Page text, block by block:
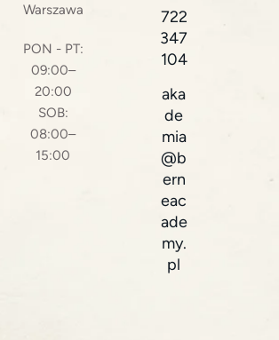
Warszawa
PON - PT:
09:00–
20:00
SOB:
08:00–
15:00
722
347
104
aka
de
mia
@b
ern
eac
ade
my.
pl